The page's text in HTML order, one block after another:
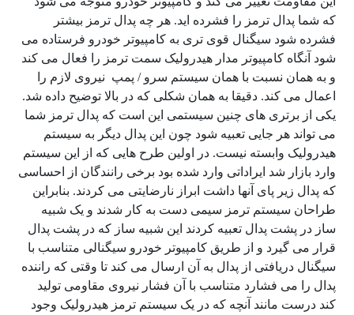
که شما پدال ترمز را فشرده اید. هر چه پدال ترمز بیشتر
فشرده شود سیگنال قوی تری به کامپیوتر خودرو فرستاده می
شود آنگاه کامپیوتر مدار هیدرولیک سمت ترمز را فعال می کند
و به همان نسبت با همان سیستم سرو / پمپ نیروی لازم را
اعمال می کند. دقیقا به همان شکلی که در بالا توضیح داده شد.
یکی از برتری های چنین سیستمی این است که پدال ترمز شما
می تواند هر جایی تعبیه شود چون این پدال دیگر به سیستم
هیدرولیک وابسته نیست. در اولین طرح هایی که از این سیستم
وارد بازار شد ایراداتی وارد شده بود برخی رانندگان از احساسی
که پدال زیر پای آنها داشت ابراز نارضایتی می کردند. بنابراین
طراحان سیستم ترمز سیمی دست به کار شدند و یک شبیه
ساز در پشت پدال تعبیه کردند این شبیه ساز که در پشت پدال
قرار می گیرد و از طریق کامپیوتر خودرو سیگنالی متناسب با
سیگنال دریافتی از پدال به آن ارسال می کند تا وقتی که راننده
پدال را می فشارد متناسب با آن فشار نیروی مقاومی تولید
کند درست مانند آنچه که در یک سیستم ترمز هیدرولیک وجود